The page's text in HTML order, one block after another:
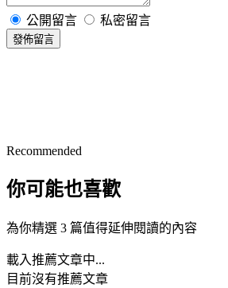
公開留言 私密留言
發佈留言
Recommended
你可能也喜歡
為你精選 3 篇值得延伸閱讀的內容
載入推薦文章中...
目前沒有推薦文章